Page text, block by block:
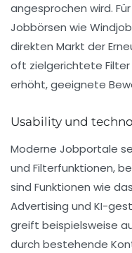
angesprochen wird.
Jobbörsen wie
direkten Markt der
oft zielgerichtete Filter
erhöht, geeignete
Usability und
Moderne Jobportale
und Filterfunktionen,
sind Funktionen wie
Advertising und KI-
greift beispielsweise
durch bestehende